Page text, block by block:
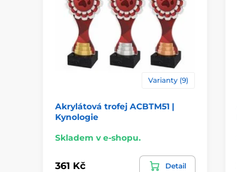
Varianty (9)
Akrylátová trofej ACBTM51 |
Kynologie
Skladem v e-shopu.
361 Kč Detail